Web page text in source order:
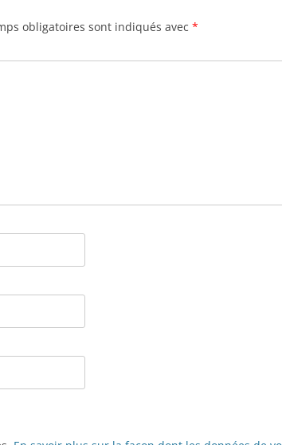
obligatoires sont indiqués avec *